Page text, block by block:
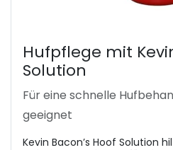
Hufpflege mit
Solution
Für eine schnelle
geeignet
Kevin Bacon’s Hoof Solution